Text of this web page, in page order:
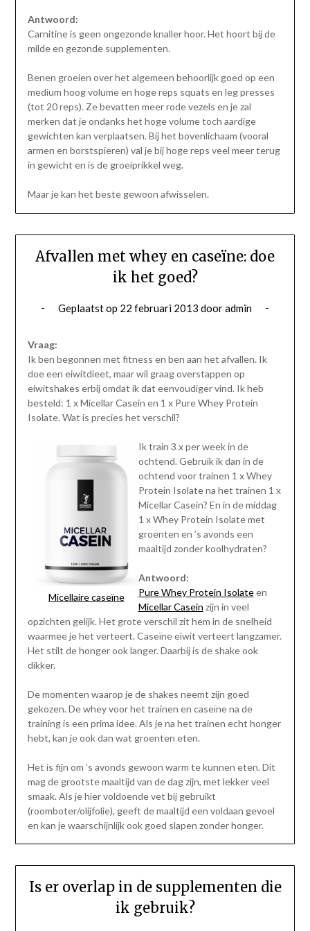
Antwoord:
Carnitine is geen ongezonde knaller hoor. Het hoort bij de
milde en gezonde supplementen.
Benen groeien over het algemeen behoorlijk goed op een
medium hoog volume en hoge reps squats en leg presses
(tot 20 reps). Ze bevatten meer rode vezels en je zal
merken dat je ondanks het hoge volume toch aardige
gewichten kan verplaatsen. Bij het bovenlichaam (vooral
armen en borstspieren) val je bij hoge reps veel meer terug
in gewicht en is de groeiprikkel weg.
Maar je kan het beste gewoon afwisselen.
Afvallen met whey en caseïne: doe
ik het goed?
Geplaatst op 22 februari 2013 dooradmin
Vraag:
Ik ben begonnen met fitness en ben aan het afvallen. Ik
doe een eiwitdieet, maar wil graag overstappen op
eiwitshakes erbij omdat ik dat eenvoudiger vind. Ik heb
besteld: 1 x Micellar Casein en 1 x Pure Whey Protein
Isolate. Wat is precies het verschil?
Micellaire caseïne
Ik train 3 x per week in de
ochtend. Gebruik ik dan in de
ochtend voor trainen 1 x Whey
Protein Isolate na het trainen 1 x
Micellar Casein? En in de middag
1 x Whey Protein Isolate met
groenten en ’s avonds een
maaltijd zonder koolhydraten?
Antwoord:
Pure Whey Protein Isolateen
Micellar Casein zijn in veel
opzichten gelijk. Het grote verschil zit hem in de snelheid
waarmee je het verteert. Caseïne eiwit verteert langzamer.
Het stilt de honger ook langer. Daarbij is de shake ook
dikker.
De momenten waarop je de shakes neemt zijn goed
gekozen. De whey voor het trainen en caseïne na de
training is een prima idee. Als je na het trainen echt honger
hebt, kan je ook dan wat groenten eten.
Het is fijn om ’s avonds gewoon warm te kunnen eten. Dit
mag de grootste maaltijd van de dag zijn, met lekker veel
smaak. Als je hier voldoende vet bij gebruikt
(roomboter/olijfolie), geeft de maaltijd een voldaan gevoel
en kan je waarschijnlijk ook goed slapen zonder honger.
Is er overlap in de supplementen die
ik gebruik?